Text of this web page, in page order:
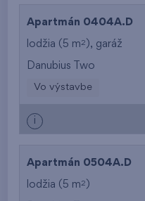
od
Apartmán 0404A.D
lodžia (5 m2 ), garáž
Danubius Two
Vo výstavbe
i
Apartmán 0504A.D
lodžia (5 m2 )